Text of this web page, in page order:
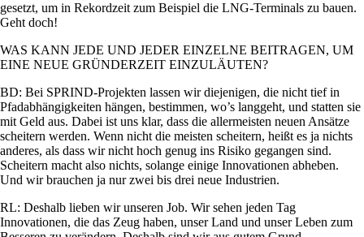
gesetzt, um in Rekordzeit zum Beispiel die LNG-Terminals zu bauen.
Geht doch!
WAS KANN JEDE UND JEDER EINZELNE BEITRAGEN, UM
EINE NEUE GRÜNDERZEIT EINZULÄUTEN?
BD: Bei SPRIND-Projekten lassen wir diejenigen, die nicht tief in
Pfadabhängigkeiten hängen, bestimmen, wo’s langgeht, und statten sie
mit Geld aus. Dabei ist uns klar, dass die allermeisten neuen Ansätze
scheitern werden. Wenn nicht die meisten scheitern, heißt es ja nichts
anderes, als dass wir nicht hoch genug ins Risiko gegangen sind.
Scheitern macht also nichts, solange einige Innovationen abheben.
Und wir brauchen ja nur zwei bis drei neue Industrien.
RL: Deshalb lieben wir unseren Job. Wir sehen jeden Tag
Innovationen, die das Zeug haben, unser Land und unser Leben zum